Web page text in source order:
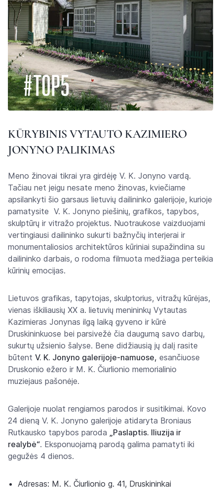
KŪRYBINIS VYTAUTO KAZIMIERO
JONYNO PALIKIMAS
Meno žinovai tikrai yra girdėję V. K. Jonyno vardą.
Tačiau net jeigu nesate meno žinovas, kviečiame
apsilankyti šio garsaus lietuvių dailininko galerijoje, kurioje
pamatysite V. K. Jonyno piešinių, grafikos, tapybos,
skulptūrų ir vitražo projektus. Nuotraukose vaizduojami
vertingiausi dailininko sukurti bažnyčių interjerai ir
monumentaliosios architektūros kūriniai supažindina su
dailininko darbais, o rodoma filmuota medžiaga perteikia
kūrinių emocijas.
Lietuvos grafikas, tapytojas, skulptorius, vitražų kūrėjas,
vienas iškiliausių XX a. lietuvių menininkų Vytautas
Kazimieras Jonynas ilgą laiką gyveno ir kūrė
Druskininkuose bei parsivežė čia daugumą savo darbų,
sukurtų užsienio šalyse. Bene didžiausią jų dalį rasite
būtent V. K. Jonyno galerijoje-namuose, esančiuose
Druskonio ežero ir M. K. Čiurlionio memorialinio
muziejaus pašonėje.
Galerijoje nuolat rengiamos parodos ir susitikimai. Kovo
24 dieną V. K. Jonyno galerijoje atidaryta Broniaus
Rutkausko tapybos paroda „Paslaptis. Iliuzija ir
realybė“. Eksponuojamą parodą galima pamatyti iki
gegužės 4 dienos.
Adresas: M. K. Čiurlionio g. 41, Druskininkai